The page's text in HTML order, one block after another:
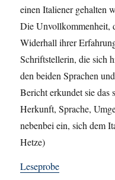
einen Italiener gehalten
Die Unvollkommenheit,
Widerhall ihrer
Schriftstellerin, die sich
den beiden Sprachen
Bericht erkundet sie das
Herkunft, Sprache,
nebenbei ein, sich dem
Hetze)
Leseprobe